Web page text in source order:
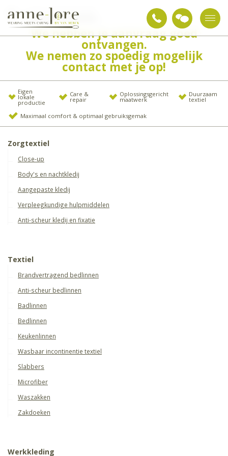
Account aanvraag succesvol
We hebben je aanvraag goed
ontvangen.
We nemen zo spoedig mogelijk
contact met je op!
Eigen
lokale
productie
Care &
repair
Oplossingsgericht
maatwerk
Duurzaam
textiel
Maximaal comfort & optimaal gebruiksgemak
Zorgtextiel
Close-up
Body's en nachtkledij
Aangepaste kledij
Verpleegkundige hulpmiddelen
Anti-scheur kledij en fixatie
Textiel
Brandvertragend bedlinnen
Anti-scheur bedlinnen
Badlinnen
Bedlinnen
Keukenlinnen
Wasbaar incontinentie textiel
Slabbers
Microfiber
Waszakken
Zakdoeken
Werkkleding